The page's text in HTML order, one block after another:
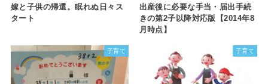
嫁と子供の帰還。眠れぬ日々ス
タート
出産後に必要な手当・届出手続
きの第2子以降対応版【2014年8
月時点】
子育て 子育て